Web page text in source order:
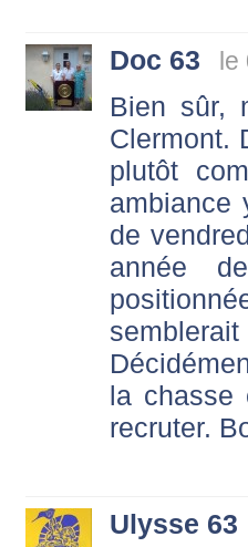
Doc 63
Bien sûr,
Clermont.
plutôt
ambiance
de
année
la chasse
recruter.
Ulysse 63